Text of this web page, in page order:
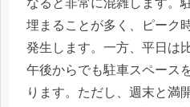
なると非常に混雑します。
埋まることが多く、ピーク
発生します。一方、平日は
午後からでも駐車スペース
ります。ただし、週末と満